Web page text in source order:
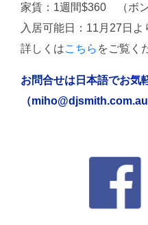
家賃：1週間$360 （ボン
入居可能日：11月27日よ
詳しくはこちら をご覧く
お問合せは日本語でお気
（miho@djsmith.com.au